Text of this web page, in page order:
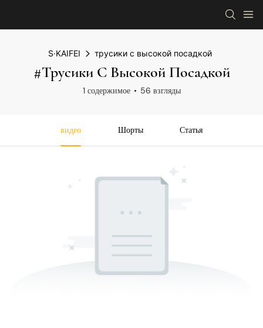
S·KAIFEI трусики с высокой посадкой
#трусики С Высокой Посадкой
1 содержимое 56 взгляды
видео Шорты Статья